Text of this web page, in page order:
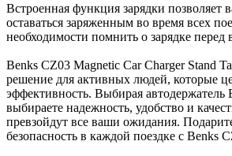
Встроенная функция зарядки позволяет
оставаться заряженным во время всех
необходимости помнить о зарядке перед
Benks CZ03 Magnetic Car Charger Stand
решение для активных людей, которые
эффективность. Выбирая автодержатель
выбираете надежность, удобство и
превзойдут все ваши ожидания.
безопасность в каждой поездке с Benks